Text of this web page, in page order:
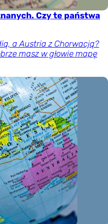
Czy te państwa
a Austria z Chorwacją?
masz w głowie mapę